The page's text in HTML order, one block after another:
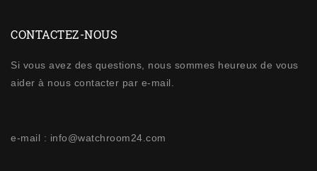
CONTACTEZ-NOUS
Si vous avez des questions, nous sommes heureux de vous
aider à nous contacter par e-mail.
e-mail : info@watchroom24.com